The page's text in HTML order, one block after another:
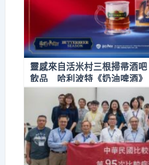
靈感來自活米村三根掃帚酒
飲品 哈利波特《奶油啤酒
通登場